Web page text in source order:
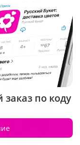
(168)
с пионовидными
"Яркий Пиано"
₽
по коду